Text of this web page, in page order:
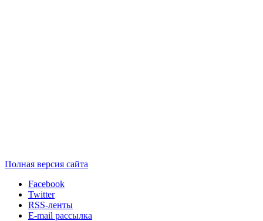
Полная версия сайта
Facebook
Twitter
RSS-ленты
E-mail рассылка